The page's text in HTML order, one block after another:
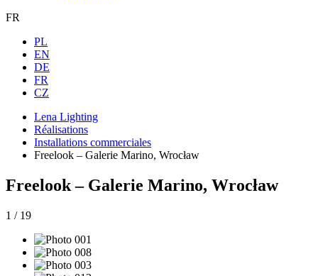
FR
PL
EN
DE
FR
CZ
Lena Lighting
Réalisations
Installations commerciales
Freelook – Galerie Marino, Wrocław
Freelook – Galerie Marino, Wrocław
/ 19